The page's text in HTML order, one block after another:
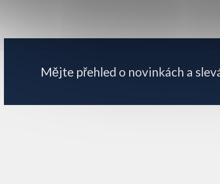
á
t
Mějte přehled o novinkách a